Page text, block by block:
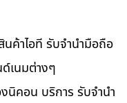
ค้าไอที รับจำนำมือถือ
เนมต่างๆ
นิคอน บริการ รับจำนำ